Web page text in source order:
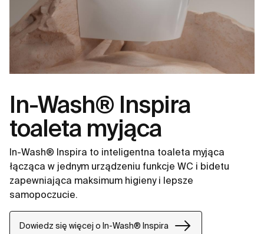
In-Wash® Inspira
toaleta myjąca
In-Wash® Inspira to inteligentna toaleta myjąca
łącząca w jednym urządzeniu funkcje WC i bidetu
zapewniająca maksimum higieny i lepsze
samopoczucie.
Dowiedz się więcej o In-Wash® Inspira